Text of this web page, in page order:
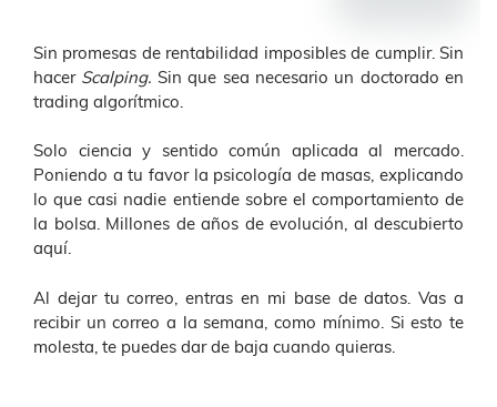
Sin promesas de rentabilidad imposibles de cumplir. Sin
hacer Scalping. Sin que sea necesario un doctorado en
trading algorítmico.
Solo ciencia y sentido común aplicada al mercado.
Poniendo a tu favor la psicología de masas, explicando
lo que casi nadie entiende sobre el comportamiento de
la bolsa. Millones de años de evolución, al descubierto
aquí.
Al dejar tu correo, entras en mi base de datos. Vas a
recibir un correo a la semana, como mínimo. Si esto te
molesta, te puedes dar de baja cuando quieras.